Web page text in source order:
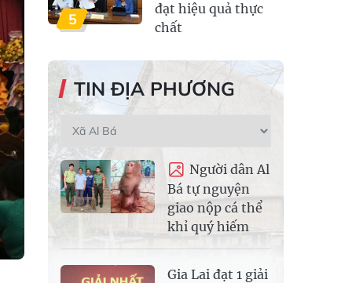
5
đạt hiệu quả thực
chất
TIN ĐỊA PHƯƠNG
Người dân Al
Bá tự nguyện
giao nộp cá thể
khỉ quý hiếm
Gia Lai đạt 1 giải